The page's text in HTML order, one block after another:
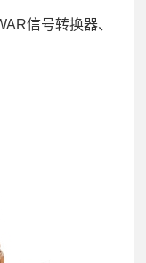
信号转换器、